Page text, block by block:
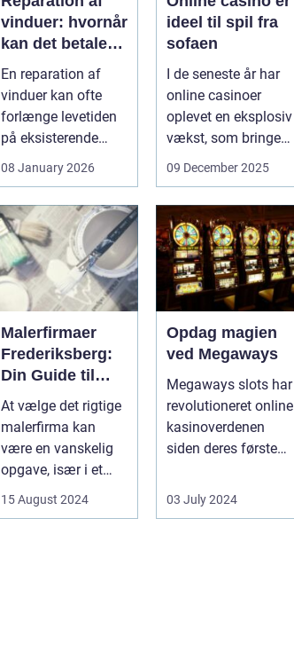
vinduer: hvornår
kan det betale
sig?
En reparation af
vinduer kan ofte
forlænge levetiden
på eksisterende
08 January 2026
ideel til spil fra
sofaen
I de seneste år har
online casinoer
oplevet en eksplosiv
vækst, som bringer
spændi...
09 December 2025
Malerfirmaer
Frederiksberg:
Din Guide til
Kvalitet og
Service
At vælge det rigtige
malerfirma kan
være en vanskelig
opgave, især i et
Frederiksberg, hv...
15 August 2024
Opdag magien
ved Megaways
Megaways slots har
revolutioneret online
kasinoverdenen
siden deres første
spillea...
03 July 2024